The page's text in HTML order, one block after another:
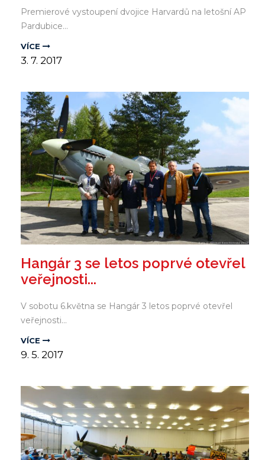
Premierové vystoupení dvojice Harvardů na letošní AP
Pardubice...
VÍCE
3. 7. 2017
Hangár 3 se letos poprvé otevřel
veřejnosti...
V sobotu 6.května se Hangár 3 letos poprvé otevřel
veřejnosti...
VÍCE
9. 5. 2017